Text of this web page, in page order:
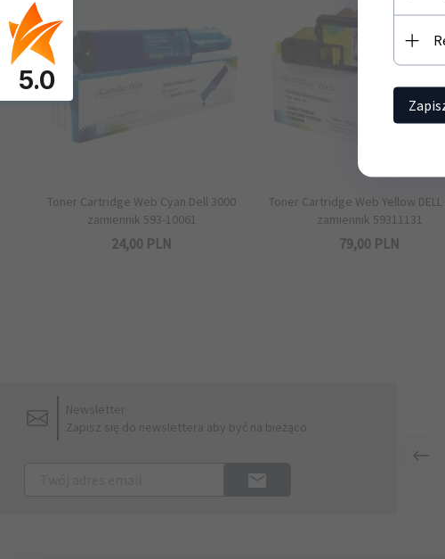
Toner Cartridge Web Cyan Dell 3000
zamiennik 593-10061
24,00 PLN
Toner Cartridge Web Yellow DELL
zamiennik 59311131
79,00 PLN
Newsletter
Zapisz się do newslettera aby być na bieżąco
5.0